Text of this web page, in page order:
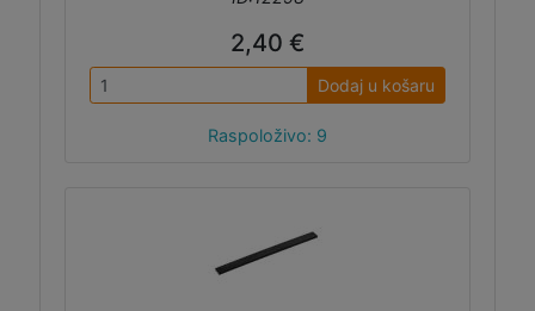
2,40 €
Dodaj u košaru
Raspoloživo: 9